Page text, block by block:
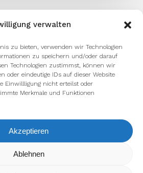
verwalten
zu bieten, verwenden wir Technologien
zu speichern und/oder darauf
Technologien zustimmst, können wir
oder eindeutige IDs auf dieser Website
Einwillligung nicht erteilst oder
Merkmale und Funktionen
Akzeptieren
Ablehnen
um dir die bestmögliche Erfahrung auf